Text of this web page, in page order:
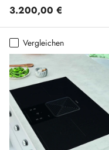
Normaler Preis
3.200,00 €
Vergleichen